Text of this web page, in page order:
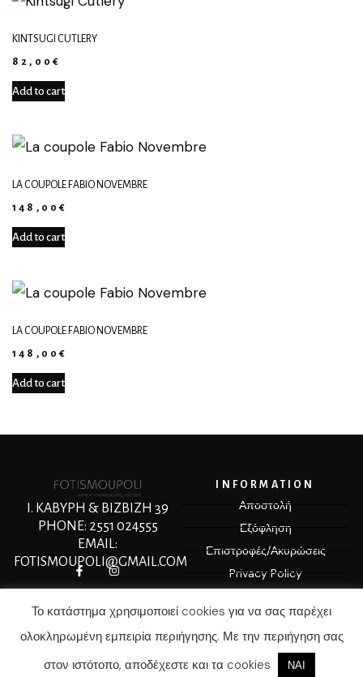
KINTSUGI CUTLERY
82,00 €
Add to cart
LA COUPOLE FABIO NOVEMBRE
148,00€
Add to cart
LA COUPOLE FABIO NOVEMBRE
148,00€
Add to cart
Ι. ΚΑΒΥΡΗ & ΒΙΖΒΙΖΗ 39
PHONE: 2551 024555
EMAIL:
FOTISMOUPOLI@GMAIL.COM
INFORMATION
Αποστολή
Εξόφληση
Επιστροφές/Ακυρώσεις
Privacy Policy
© COPYRIGHT 2025 MEDIASPOT.GR
Το κατάστημα χρησιμοποιεί cookies για να σας παρέχει
ολοκληρωμένη εμπειρία περιήγησης. Με την περιήγηση σας
στον ιστότοπο, αποδέχεστε και τα cookies
ΝΑΙ